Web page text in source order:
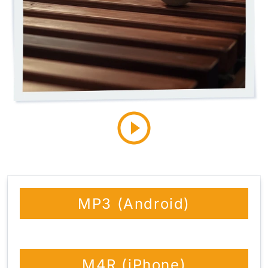
MP3 (Android)